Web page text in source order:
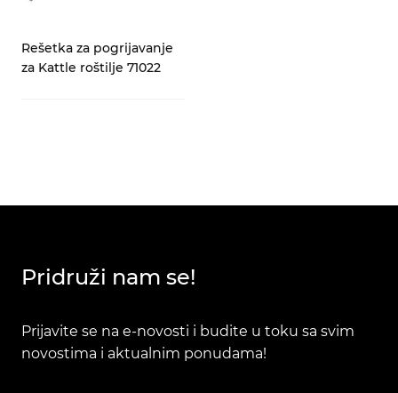
Rešetka za pogrijavanje
za Kattle roštilje 71022
Pridruži nam se!
Prijavite se na e-novosti i budite u toku sa svim
novostima i aktualnim ponudama!